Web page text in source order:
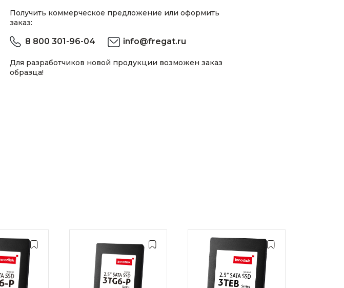
Получить коммерческое предложение или оформить
заказ:
8 800 301-96-04 info@fregat.ru
Для разработчиков новой продукции возможен заказ
образца!